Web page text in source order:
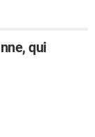
qui